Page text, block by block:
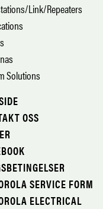
Link/Repeaters
Solutions
OSS
SERVICE FORM
ELECTRICAL